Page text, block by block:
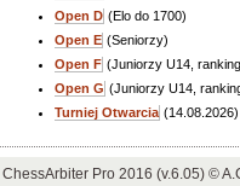
Open D (Elo do 1700)
Open E (Seniorzy)
Open F (Juniorzy U14,
Open G (Juniorzy U14,
Turniej Otwarcia (14.08.2026)
ChessArbiter Pro 2016 (v.6.05) ©